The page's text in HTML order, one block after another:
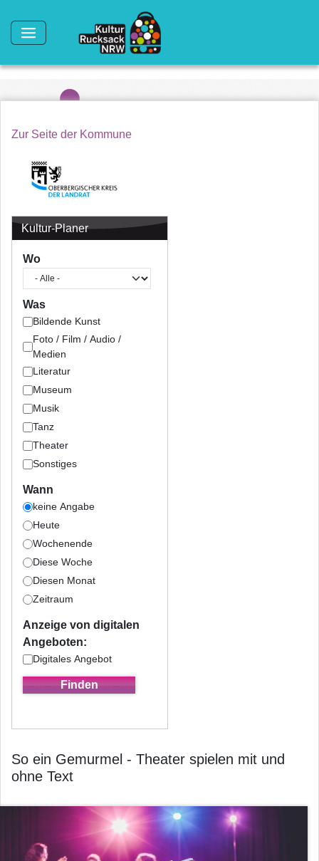
Zur Seite der Kommune
Kultur-Planer
Wo
Was
Bildende Kunst
Foto / Film / Audio /
Medien
Literatur
Museum
Musik
Tanz
Theater
Sonstiges
Wann
keine Angabe
Heute
Wochenende
Diese Woche
Diesen Monat
Zeitraum
Anzeige von digitalen
Angeboten:
Digitales Angebot
So ein Gemurmel - Theater spielen mit und
ohne Text